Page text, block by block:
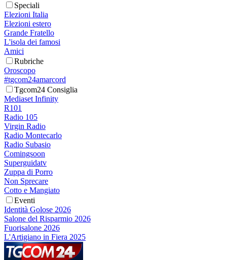
Speciali
Elezioni Italia
Elezioni estero
Grande Fratello
L'isola dei famosi
Amici
Rubriche
Oroscopo
#tgcom24amarcord
Tgcom24 Consiglia
Mediaset Infinity
R101
Radio 105
Virgin Radio
Radio Montecarlo
Radio Subasio
Comingsoon
Superguidatv
Zuppa di Porro
Non Sprecare
Cotto e Mangiato
Eventi
Identità Golose 2026
Salone del Risparmio 2026
Fuorisalone 2026
L'Artigiano in Fiera 2025